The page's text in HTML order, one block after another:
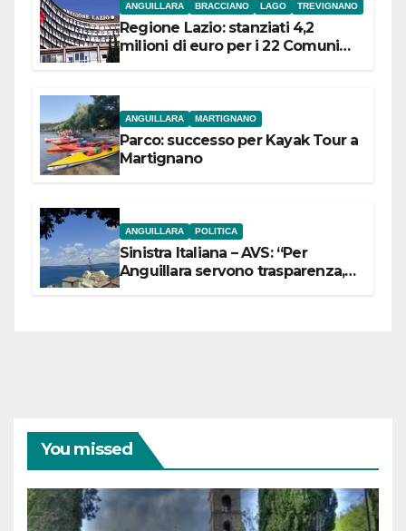
ANGUILLARA BRACCIANO LAGO TREVIGNANO
Regione Lazio: stanziati 4,2
milioni di euro per i 22 Comuni
ANGUILLARA MARTIGNANO
Parco: successo per Kayak Tour a
Martignano
ANGUILLARA POLITICA
Sinistra Italiana – AVS: “Per
Anguillara servono trasparenza,
You missed